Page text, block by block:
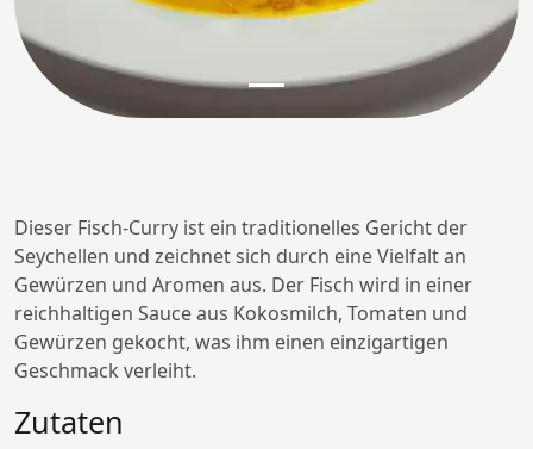
Dieser Fisch-Curry ist ein traditionelles Gericht der
Seychellen und zeichnet sich durch eine Vielfalt an
Gewürzen und Aromen aus. Der Fisch wird in einer
reichhaltigen Sauce aus Kokosmilch, Tomaten und
Gewürzen gekocht, was ihm einen einzigartigen
Geschmack verleiht.
Zutaten